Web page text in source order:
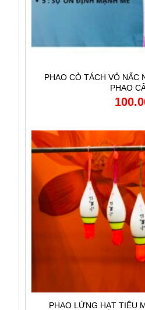
PHAO CỎ TÁCH VỎ NẤC
PHAO
PHAO LỬNG HẠT TIÊU